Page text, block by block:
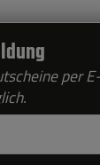
per